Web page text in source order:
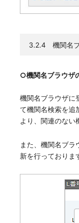
3.2.4 機関名
○機関名ブラウザ
機関名ブラウザに
て機関名検索を追
より、関連のない
また、機関名ブ
新を行っておりま